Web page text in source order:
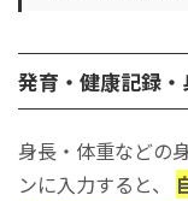
発育・健康記録
身長・体重などの
ンに入力すると、